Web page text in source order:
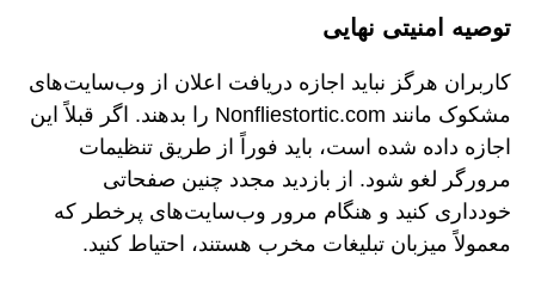
توصیه امنیتی نهایی
کاربران هرگز نباید اجازه دریافت اعلان از وب‌سایت‌های
مشکوک مانند Nonfliestortic.com را بدهند. اگر قبلاً این
اجازه داده شده است، باید فوراً از طریق تنظیمات
مرورگر لغو شود. از بازدید مجدد چنین صفحاتی
خودداری کنید و هنگام مرور وب‌سایت‌های پرخطر که
معمولاً میزبان تبلیغات مخرب هستند، احتیاط کنید.